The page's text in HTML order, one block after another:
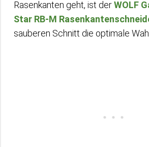
Rasenkanten geht, ist derWOLF
Star RB-M
sauberen Schnitt die optimale Wahl.